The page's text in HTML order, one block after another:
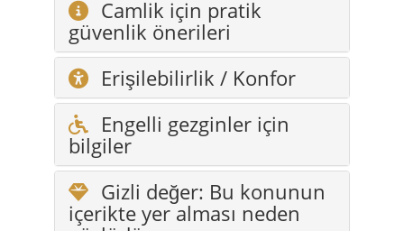
Engelli gezginler için
bilgiler
Gizli değer: Bu konunun
içerikte yer alması neden
güçlüdür
Camlik için öne çıkan
güvenlik başlıkları